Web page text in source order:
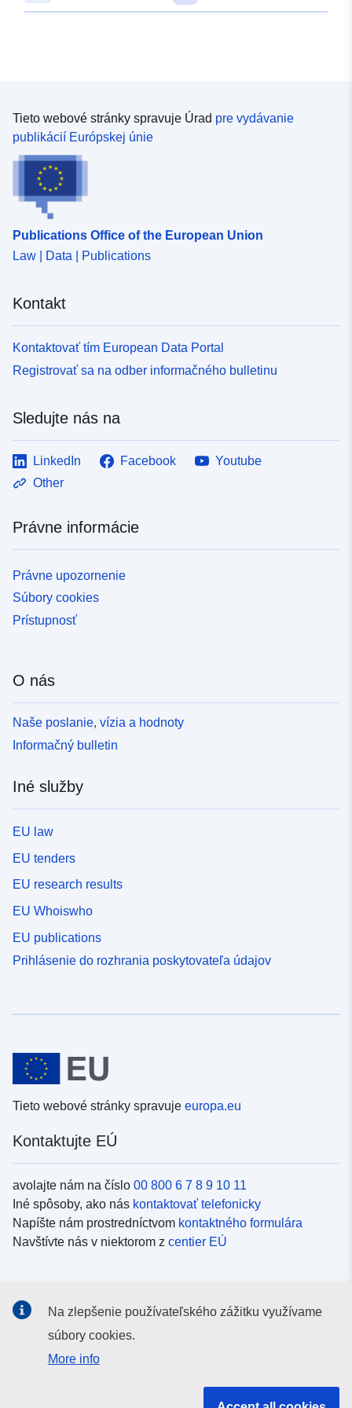
5da4ebe94989
Tieto webové stránky spravuje Úrad pre vydávanie
publikácií Európskej únie
Publications Office of the European Union
Law | Data | Publications
Kontakt
Kontaktovať tím European Data Portal
Registrovať sa na odber informačného bulletinu
Sledujte nás na
LinkedIn Facebook
Youtube
Other
Právne informácie
Právne upozornenie
Súbory cookies
Prístupnosť
O nás
Naše poslanie, vízia a hodnoty
Informačný bulletin
Iné služby
EU law
EU tenders
EU research results
EU Whoiswho
EU publications
Prihlásenie do rozhrania poskytovateľa údajov
Tieto webové stránky spravuje europa.eu
Kontaktujte EÚ
avolajte nám na číslo 00 800 6 7 8 9 10 11
Iné spôsoby, ako nás kontaktovať telefonicky
Napíšte nám prostredníctvom kontaktného formulára
Navštívte nás v niektorom z centier EÚ
Kanály EÚ nasociálnych médiách
Na zlepšenie používateľského zážitku využívame
súbory cookies.
More info